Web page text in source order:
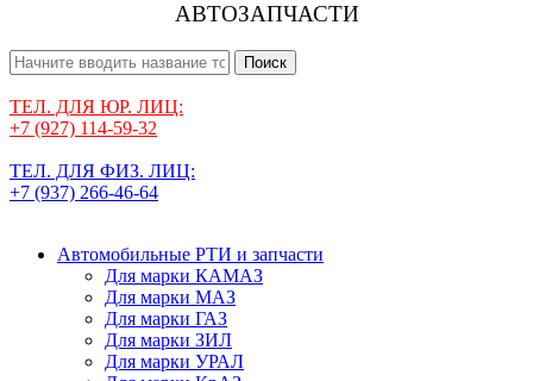
АВТОЗАПЧАСТИ
Поиск
ТЕЛ. ДЛЯ ЮР. ЛИЦ:
+7 (927) 114-59-32
ТЕЛ. ДЛЯ ФИЗ. ЛИЦ:
+7 (937) 266-46-64
Автомобильные РТИ и запчасти
Для марки КАМАЗ
Для марки МАЗ
Для марки ГАЗ
Для марки ЗИЛ
Для марки УРАЛ